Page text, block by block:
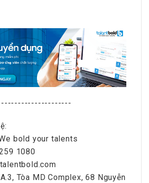
bold your talents
1080
Tòa MD Complex, 68 Nguyễn